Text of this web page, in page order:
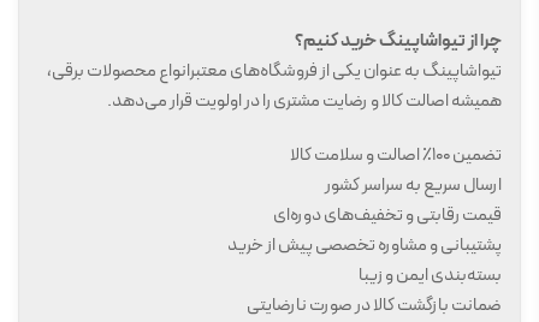
چرا از تیواشاپینگ خرید کنیم؟
تیواشاپینگ به عنوان یکی از فروشگاه‌های معتبرانواع محصولات برقی،
همیشه اصالت کالا و رضایت مشتری را در اولویت قرار می‌دهد.
تضمین ۱۰۰٪ اصالت و سلامت کالا
ارسال سریع به سراسر کشور
قیمت رقابتی و تخفیف‌های دوره‌ای
پشتیبانی و مشاوره تخصصی پیش از خرید
بسته‌بندی ایمن و زیبا
ضمانت بازگشت کالا در صورت نارضایتی